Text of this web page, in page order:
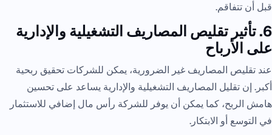
قبل أن تتفاقم.
6. تأثير تقليص المصاريف التشغيلية والإدارية
على الأرباح
عند تقليص المصاريف غير الضرورية، يمكن للشركات تحقيق ربحية
أكبر. إن تقليل المصاريف التشغيلية والإدارية يساعد على تحسين
هامش الربح، كما يمكن أن يوفر للشركة رأس مال إضافي للاستثمار
في التوسع أو الابتكار.